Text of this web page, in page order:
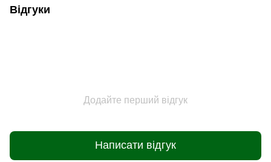
Відгуки
Додайте перший відгук
Написати відгук